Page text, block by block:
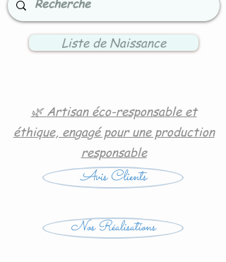
Liste de Naissance
🌿 Artisan éco-responsable et
éthique, engagé pour une production
responsable
Avis Clients
Nos Réalisations